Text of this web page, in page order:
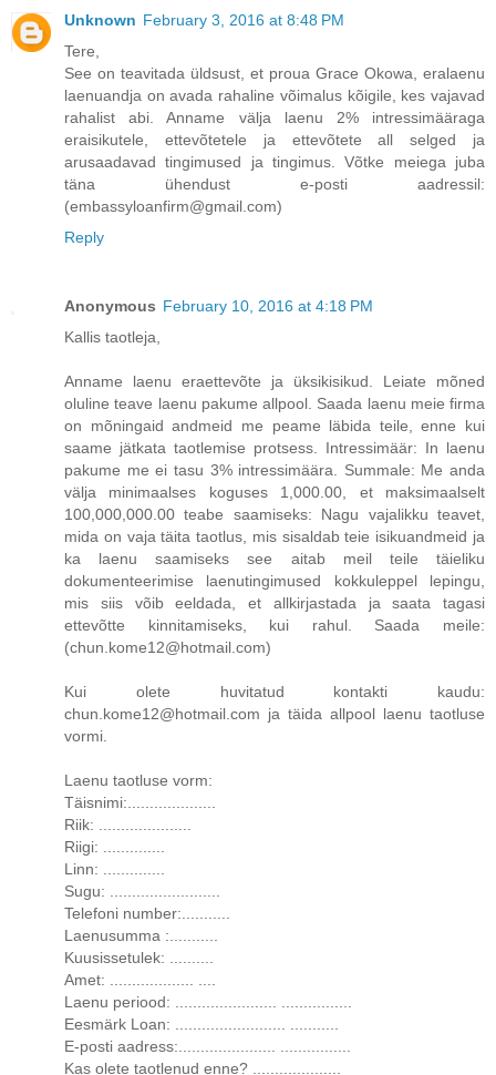
Unknown February 3, 2016 at 8:48 PM
Tere,
See on teavitada üldsust, et proua Grace Okowa, eralaenu
laenuandja on avada rahaline võimalus kõigile, kes vajavad
rahalist abi. Anname välja laenu 2% intressimääraga
eraisikutele, ettevõtetele ja ettevõtete all selged ja
arusaadavad tingimused ja tingimus. Võtke meiega juba
täna ühendust e-posti aadressil:
(embassyloanfirm@gmail.com)
Reply
Anonymous February 10, 2016 at 4:18 PM
Kallis taotleja,
Anname laenu eraettevõte ja üksikisikud. Leiate mõned
oluline teave laenu pakume allpool. Saada laenu meie firma
on mõningaid andmeid me peame läbida teile, enne kui
saame jätkata taotlemise protsess. Intressimäär: In laenu
pakume me ei tasu 3% intressimäära. Summale: Me anda
välja minimaalses koguses 1,000.00, et maksimaalselt
100,000,000.00 teabe saamiseks: Nagu vajalikku teavet,
mida on vaja täita taotlus, mis sisaldab teie isikuandmeid ja
ka laenu saamiseks see aitab meil teile täieliku
dokumenteerimise laenutingimused kokkuleppel lepingu,
mis siis võib eeldada, et allkirjastada ja saata tagasi
ettevõtte kinnitamiseks, kui rahul. Saada meile:
(chun.kome12@hotmail.com)
Kui olete huvitatud kontakti kaudu:
chun.kome12@hotmail.com ja täida allpool laenu taotluse
vormi.
Laenu taotluse vorm:
Täisnimi:....................
Riik: .....................
Riigi: ..............
Linn: ..............
Sugu: .........................
Telefoni number:...........
Laenusumma :...........
Kuusissetulek: ..........
Amet: ................... ....
Laenu periood: ....................... ................
Eesmärk Loan: ......................... ...........
E-posti aadress:...................... ................
Kas olete taotlenud enne? ....................